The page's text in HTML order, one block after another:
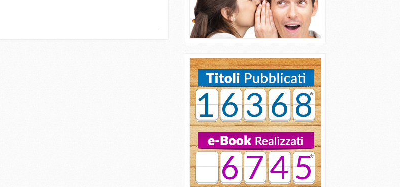
16368
6745